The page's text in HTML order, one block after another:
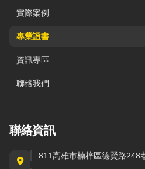
實際案例
專業證書
資訊專區
聯絡我們
聯絡資訊
811高雄市楠梓區德賢路248